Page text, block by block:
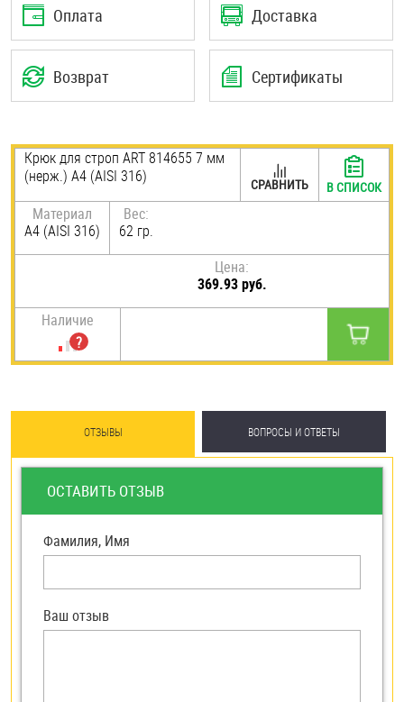
Шплинты
Штифты и пальцы
Оплата Доставка
Возврат Сертификаты
Крюк для строп ART 814655 7 мм
(нерж.) A4 (AISI 316)
Материал
A4 (AISI 316)
Вес:
62 гр.
Цена:
369.93 руб.
Наличие
СРАВНИТЬ В СПИСОК
ОТЗЫВЫ ВОПРОСЫ И ОТВЕТЫ
ОСТАВИТЬ ОТЗЫВ
Фамилия, Имя
Ваш отзыв